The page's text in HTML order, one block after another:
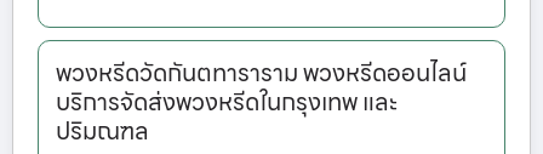
พวงหรีดวัดกันตทาราราม พวงหรีดออนไลน์
บริการจัดส่งพวงหรีดในกรุงเทพ และ
ปริมณฑล